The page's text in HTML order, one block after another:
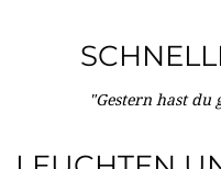
"Gestern hast du